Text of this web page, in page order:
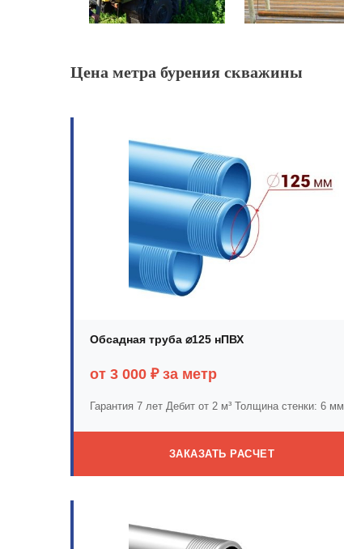
Цена метра бурения скважины
Обсадная труба ⌀125 нПВХ
от 3 000 ₽ за метр
Гарантия 7 лет Дебит от 2 м³ Толщина стенки: 6 мм
ЗАКАЗАТЬ РАСЧЕТ